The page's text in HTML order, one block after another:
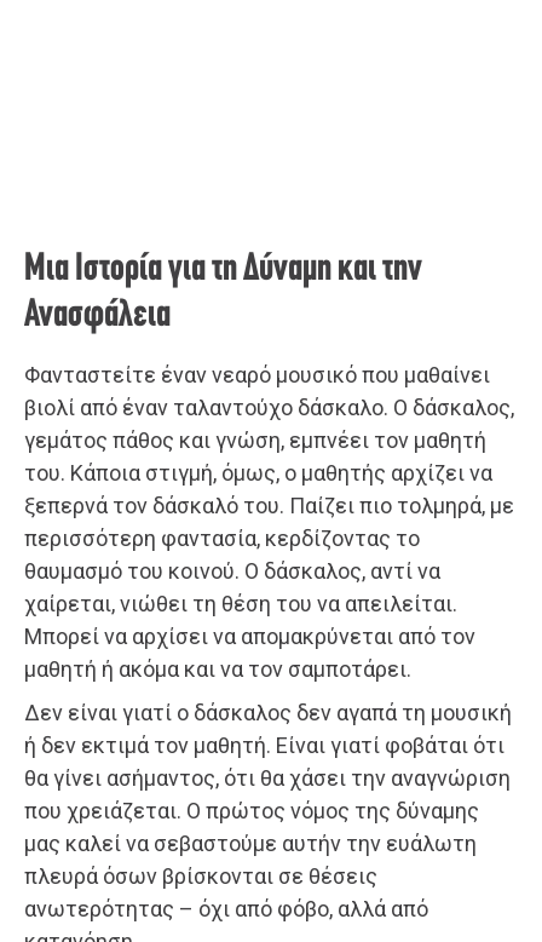
Μια Ιστορία για τη Δύναμη και την
Ανασφάλεια
Φανταστείτε έναν νεαρό μουσικό που μαθαίνει
βιολί από έναν ταλαντούχο δάσκαλο. Ο δάσκαλος,
γεμάτος πάθος και γνώση, εμπνέει τον μαθητή
του. Κάποια στιγμή, όμως, ο μαθητής αρχίζει να
ξεπερνά τον δάσκαλό του. Παίζει πιο τολμηρά, με
περισσότερη φαντασία, κερδίζοντας το
θαυμασμό του κοινού. Ο δάσκαλος, αντί να
χαίρεται, νιώθει τη θέση του να απειλείται.
Μπορεί να αρχίσει να απομακρύνεται από τον
μαθητή ή ακόμα και να τον σαμποτάρει.
Δεν είναι γιατί ο δάσκαλος δεν αγαπά τη μουσική
ή δεν εκτιμά τον μαθητή. Είναι γιατί φοβάται ότι
θα γίνει ασήμαντος, ότι θα χάσει την αναγνώριση
που χρειάζεται. Ο πρώτος νόμος της δύναμης
μας καλεί να σεβαστούμε αυτήν την ευάλωτη
πλευρά όσων βρίσκονται σε θέσεις
ανωτερότητας – όχι από φόβο, αλλά από